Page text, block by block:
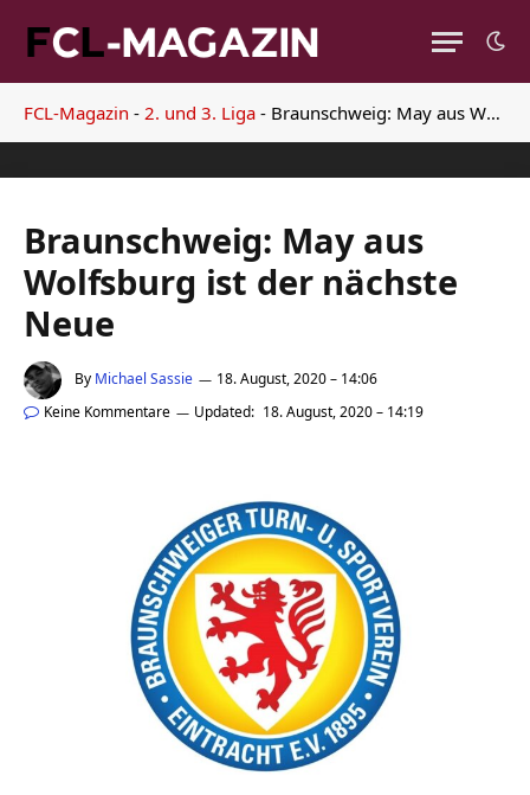
FCL-Magazin - 2. und 3. Liga - Braunschweig: May aus Wolfsburg ist der nächste Neue
Braunschweig: May aus
Wolfsburg ist der nächste
Neue
By Michael Sassie
18. August, 2020 – 14:06
Keine Kommentare
Updated: 18. August, 2020 – 14:19